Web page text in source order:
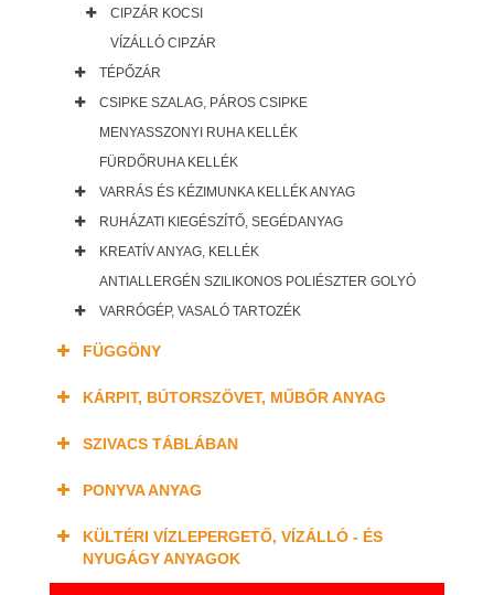
CIPZÁR KOCSI
VÍZÁLLÓ CIPZÁR
TÉPŐZÁR
CSIPKE SZALAG, PÁROS CSIPKE
MENYASSZONYI RUHA KELLÉK
FÜRDŐRUHA KELLÉK
VARRÁS ÉS KÉZIMUNKA KELLÉK ANYAG
RUHÁZATI KIEGÉSZÍTŐ, SEGÉDANYAG
KREATÍV ANYAG, KELLÉK
ANTIALLERGÉN SZILIKONOS POLIÉSZTER GOLYÓ
VARRÓGÉP, VASALÓ TARTOZÉK
FÜGGÖNY
KÁRPIT, BÚTORSZÖVET, MŰBŐR ANYAG
SZIVACS TÁBLÁBAN
PONYVA ANYAG
KÜLTÉRI VÍZLEPERGETŐ, VÍZÁLLÓ - ÉS
NYUGÁGY ANYAGOK